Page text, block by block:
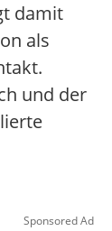
damit
als
und der
Sponsored Ad